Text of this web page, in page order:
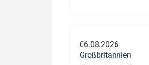
06.08.2026
Großbritannien